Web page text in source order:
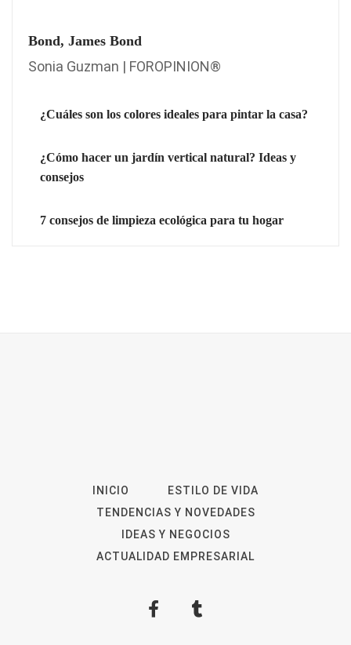
Bond, James Bond
Sonia Guzman | FOROPINION®
¿Cuáles son los colores ideales para pintar la casa?
¿Cómo hacer un jardín vertical natural? Ideas y
consejos
7 consejos de limpieza ecológica para tu hogar
INICIO
ESTILO DE VIDA
TENDENCIAS Y NOVEDADES
IDEAS Y NEGOCIOS
ACTUALIDAD EMPRESARIAL